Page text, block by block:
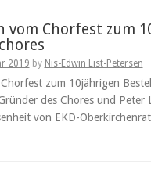
vom Chorfest zum
2019 by Nis-Edwin List-Petersen
zum 10jährigen
des Chores und Peter
von EKD-